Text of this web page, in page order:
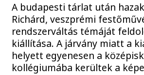
A budapesti tárlat után
Richárd, veszprémi
rendszerváltás témáját
kiállítása. A járvány miatt a
helyett egyenesen a
kollégiumába kerültek a